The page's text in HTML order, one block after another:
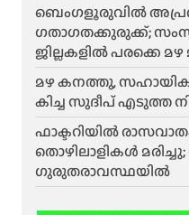
ബെംഗളൂരുവിൽ
ഗതാഗതക്കുരുക്ക്;
ജില്ലകളിൽ പരക്കെ മഴ
മഴ കനത്തു,
കിച്ച സുദീപ് എടുത്ത
ഫാക്ടറിയിൽ
തൊഴിലാളികൾ
ഗുരുതരാവസ്ഥയിൽ